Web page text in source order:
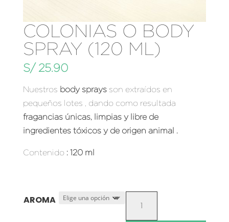
COLONIAS O BODY
SPRAY (120 ML)
S/25.90
Nuestros body spraysson extraídos en
pequeños lotes , dando como resultada
fragancias únicas, limpias y libre de
ingredientes tóxicos y de origen animal .
Contenido : 120 ml
AROMA